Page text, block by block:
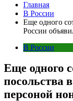
Главная
В России
Еще одного
России
В России
Еще одного
посольства
персоной